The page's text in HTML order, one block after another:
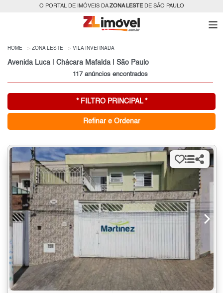
O PORTAL DE IMÓVEIS DAZONA LESTEDE SÃO PAULO
HOME ZONA LESTE VILA INVERNADA
Avenida Luca | Chácara Mafalda | São Paulo
117 anúncios encontrados
* FILTRO PRINCIPAL *
Refinar e Ordenar